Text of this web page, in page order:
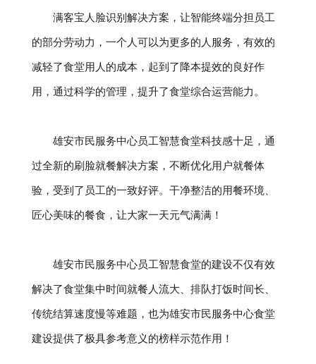
满客宝人脸识别解决方案，让智能终端分担员工
的部分劳动力，一个人可以为更多的人服务，有效的
减轻了食堂用人的成本，起到了降本提效的良好作
用，通过科学的管理，提升了食堂综合运营能力。
雄安市民服务中心员工智慧食堂科技感十足，通
过全新的刷脸就餐解决方案，不断优化用户就餐体
验，受到了员工的一致好评。干净整洁的用餐环境、
匠心美味的餐食，让大家一天元气满满！
雄安市民服务中心员工智慧食堂的建设不仅有效
解决了食堂集中时间就餐人流大、排队打饭时间长、
传统结算速度慢等难题，也为雄安市民服务中心食堂
建设提供了极具参考意义的榜样示范作用！